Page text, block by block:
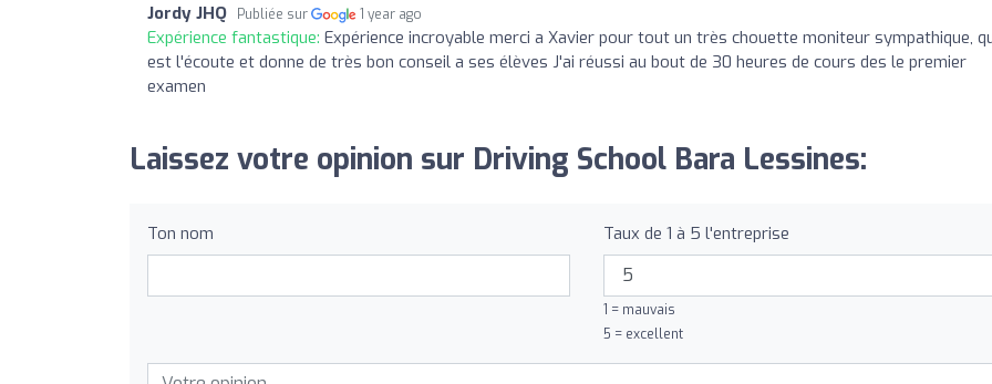
Jordy JHQ Publiée sur 1 year ago
Expérience fantastique: Expérience incroyable merci a Xavier pour tout un très chouette moniteur sympathique,
est l'écoute et donne de très bon conseil a ses élèves J'ai réussi au bout de 30 heures de cours des le premier
examen
Laissez votre opinion sur Driving School Bara Lessines:
Ton nom Taux de 1 à 5 l'entreprise
1 = mauvais
5 = excellent